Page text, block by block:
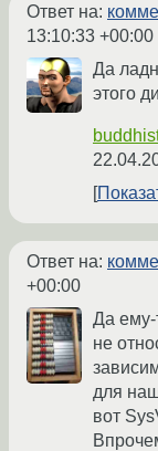
Ответ на:
13:10:33 +00:00
Да
этого
Ответ на:
+00:00
Да ему-
не
для
вот